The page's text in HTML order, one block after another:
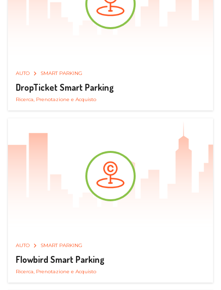
AUTO SMART PARKING
DropTicket Smart Parking
Ricerca, Prenotazione e Acquisto
AUTO SMART PARKING
Flowbird Smart Parking
Ricerca, Prenotazione e Acquisto